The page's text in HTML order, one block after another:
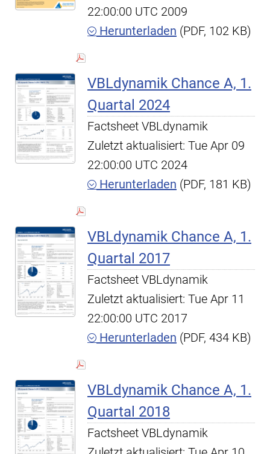
22:00:00 UTC 2009
Herunterladen (PDF, 102 KB)
VBLdynamik Chance A, 1.
Quartal 2024
Factsheet VBLdynamik
Zuletzt aktualisiert: Tue Apr 09
22:00:00 UTC 2024
Herunterladen (PDF, 181 KB)
VBLdynamik Chance A, 1.
Quartal 2017
Factsheet VBLdynamik
Zuletzt aktualisiert: Tue Apr 11
22:00:00 UTC 2017
Herunterladen (PDF, 434 KB)
VBLdynamik Chance A, 1.
Quartal 2018
Factsheet VBLdynamik